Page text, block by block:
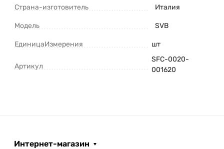
Страна-изготовитель Италия
Модель SVB
ЕдиницаИзмерения шт
Артикул
SFC-0020-
001620
Интернет-магазин